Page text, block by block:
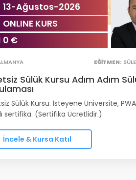
13-Ağustos-2026
ONLINE KURS
0 €
EĞITMEN:
Sülük Kursu Adım Adım
Sülük Kursu. İsteyene Üniversite,
sertifika. (Sertifika Ücretlidir.)
İncele & Kursa Katıl